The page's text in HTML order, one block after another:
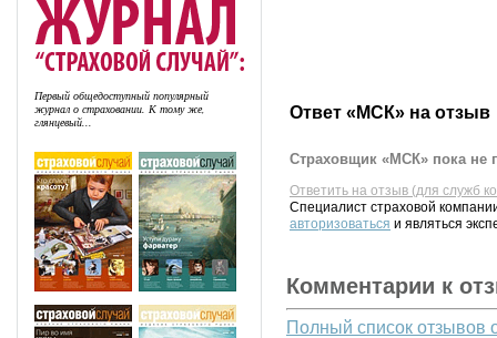
Первый общедоступный популярный
журнал о страховании. К тому же,
глянцевый...
Ответ «МСК» на отзыв
Страховщик «МСК» пока не
Ответить на отзыв (для служб
Специалист страховой
авторизоваться и являться
Комментарии к
Полный список отзывов